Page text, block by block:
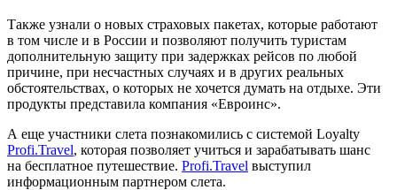
Также узнали о новых страховых пакетах, которые работают
в том числе и в России и позволяют получить туристам
дополнительную защиту при задержках рейсов по любой
причине, при несчастных случаях и в других реальных
обстоятельствах, о которых не хочется думать на отдыхе. Эти
продукты представила компания «Евроинс».
А еще участники слета познакомились с системой Loyalty
Profi.Travel, которая позволяет учиться и зарабатывать шанс
на бесплатное путешествие. Profi.Travel выступил
информационным партнером слета.